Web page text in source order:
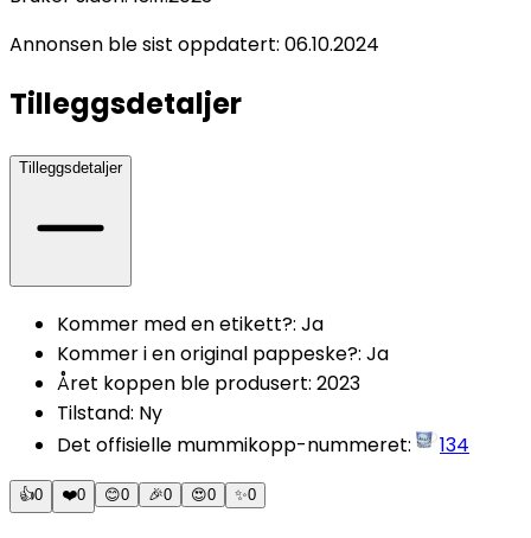
Annonsen ble sist oppdatert: 06.10.2024
Tilleggsdetaljer
Tilleggsdetaljer
Kommer med en etikett?: Ja
Kommer i en original pappeske?: Ja
Året koppen ble produsert: 2023
Tilstand: Ny
Det offisielle mummikopp-nummeret: 134
👍0 ❤️0 😊0 🎉0 😍0 ✨0